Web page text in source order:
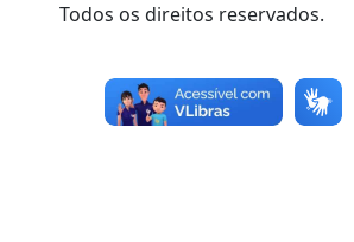
Todos os direitos reservados.